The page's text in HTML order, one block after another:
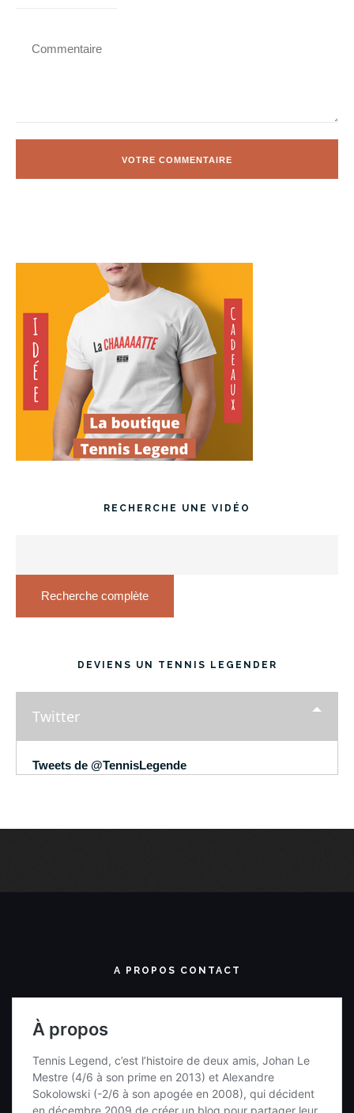
RECHERCHE UNE VIDÉO
Recherche complète
DEVIENS UN TENNIS LEGENDER
Twitter
Tweets de @TennisLegende
A PROPOS CONTACT